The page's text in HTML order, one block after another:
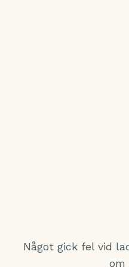
Något gick fel vid
om